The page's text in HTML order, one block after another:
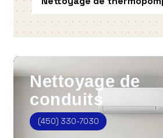
Nettoyage de
conduits
(450) 330-7030